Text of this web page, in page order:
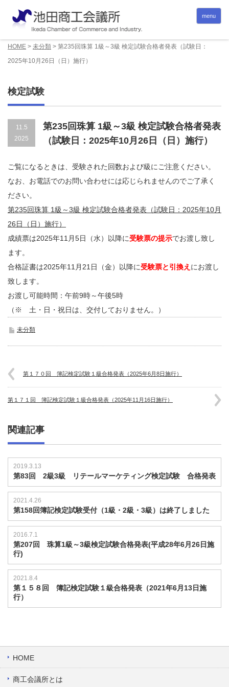
menu
HOME > 未分類 > 第235回珠算 1級～3級 検定試験合格者発表（試験日：
2025年10月26日（日）施行）
検定試験
11.5
2025
第235回珠算 1級～3級 検定試験合格者発表
（試験日：2025年10月26日（日）施行）
ご覧になるときは、受験された回数および級にご注意ください。
なお、お電話でのお問い合わせには応じられませんのでご了承く
ださい。
第235回珠算 1級～3級 検定試験合格者発表（試験日：2025年10月
26日（日）施行）
成績票は2025年11月5日（水）以降に受験票の提示でお渡し致し
ます。
合格証書は2025年11月21日（金）以降に受験票と引換え にお渡し
致します。
お渡し可能時間：午前9時～午後5時
（※ 土・日・祝日は、交付しておりません。）
未分類
第１７０回 簿記検定試験１級合格発表（2025年6月8日施行）
第１７１回 簿記検定試験１級合格発表（2025年11月16日施行）
関連記事
2019.3.13
第83回 2級3級 リテールマーケティング検定試験 合格発表
2021.4.26
第158回簿記検定試験受付（1級・2級・3級）は終了しました
2016.7.1
第207回 珠算1級～3級検定試験合格発表(平成28年6月26日施
行)
2021.8.4
第１５８回 簿記検定試験１級合格発表（2021年6月13日施
行）
HOME
商工会議所とは